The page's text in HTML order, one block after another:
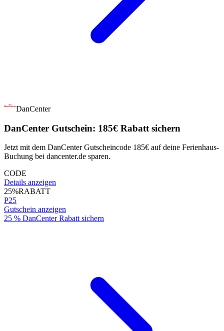
DanCenter
DanCenter Gutschein: 185€ Rabatt sichern
Jetzt mit dem DanCenter Gutscheincode 185€ auf deine Ferienhaus-
Buchung bei dancenter.de sparen.
CODE
Details anzeigen
25%RABATT
P25
Gutschein anzeigen
25 % DanCenter Rabatt sichern